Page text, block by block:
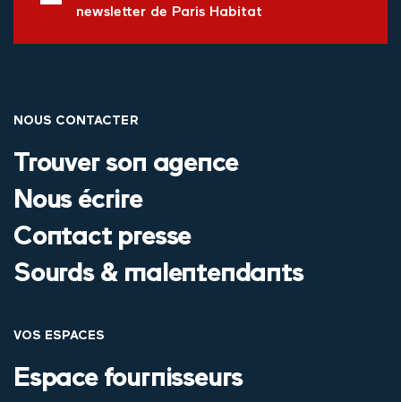
newsletter de Paris Habitat
NOUS CONTACTER
Trouver son agence
Nous écrire
Contact presse
Sourds & malentendants
VOS ESPACES
Espace fournisseurs